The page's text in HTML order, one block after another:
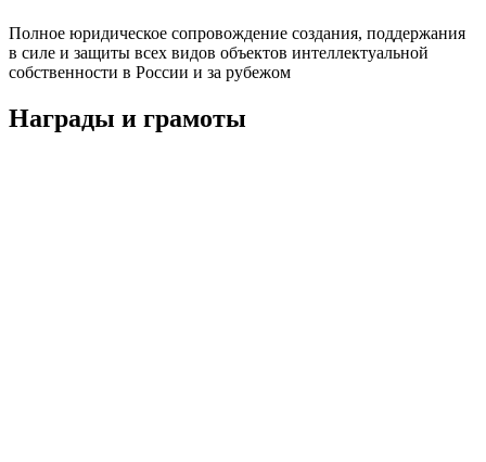
Полное юридическое сопровождение создания, поддержания
в силе и защиты всех видов объектов интеллектуальной
собственности в России и за рубежом
Награды и грамоты